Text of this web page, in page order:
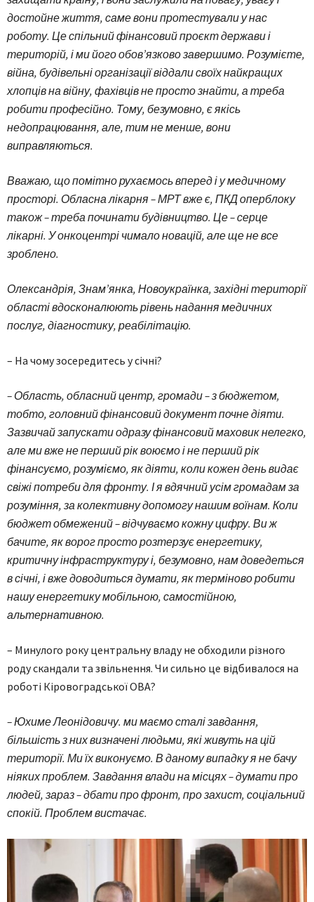
достойне життя, саме вони протестували у нас
роботу. Це спільний фінансовий проєкт держави і
територій, і ми його обов’язково завершимо. Розумієте,
війна, будівельні організації віддали своїх найкращих
хлопців на війну, фахівців не просто знайти, а треба
робити професійно. Тому, безумовно, є якісь
недопрацювання, але, тим не менше, вони
виправляються.
Вважаю, що помітно рухаємось вперед і у медичному
просторі. Обласна лікарня – МРТ вже є, ПКД оперблоку
також – треба починати будівництво. Це – серце
лікарні. У онкоцентрі чимало новацій, але ще не все
зроблено.
Олександрія, Знам’янка, Новоукраїнка, західні території
області вдосконалюють рівень надання медичних
послуг, діагностику, реабілітацію.
– На чому зосередитесь у січні?
– Область, обласний центр, громади – з бюджетом,
тобто, головний фінансовий документ почне діяти.
Зазвичай запускати одразу фінансовий маховик нелегко,
але ми вже не перший рік воюємо і не перший рік
фінансуємо, розуміємо, як діяти, коли кожен день видає
свіжі потреби для фронту. І я вдячний усім громадам за
розуміння, за колективну допомогу нашим воїнам. Коли
бюджет обмежений – відчуваємо кожну цифру. Ви ж
бачите, як ворог просто розтерзує енергетику,
критичну інфраструктуру і, безумовно, нам доведеться
в січні, і вже доводиться думати, як терміново робити
нашу енергетику мобільною, самостійною,
альтернативною.
– Минулого року центральну владу не обходили різного
роду скандали та звільнення. Чи сильно це відбивалося на
роботі Кіровоградської ОВА?
– Юхиме Леонідовичу. ми маємо сталі завдання,
більшість з них визначені людьми, які живуть на цій
території. Ми їх виконуємо. В даному випадку я не бачу
ніяких проблем. Завдання влади на місцях – думати про
людей, зараз – дбати про фронт, про захист, соціальний
спокій. Проблем вистачає.